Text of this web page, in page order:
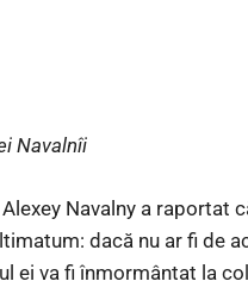
Navalnîi
Navalny a raportat
dacă nu ar fi de
ei va fi înmormântat la